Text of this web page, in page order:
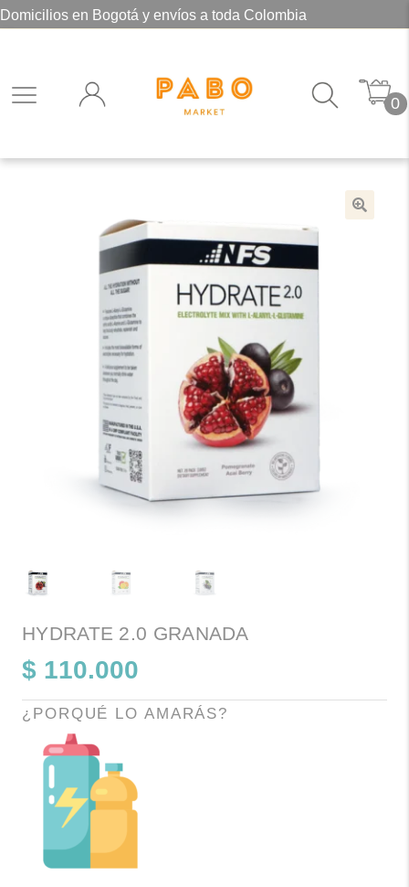
Domicilios en Bogotá y envíos a toda Colombia
0
HYDRATE 2.0 GRANADA
$ 110.000
¿PORQUÉ LO AMARÁS?